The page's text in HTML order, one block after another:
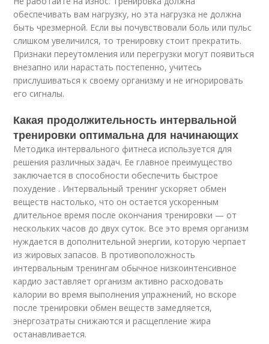
обеспечивать вам нагрузку, но эта нагрузка не должна
быть чрезмерной. Если вы почувствовали боль или пульс
слишком увеличился, то тренировку стоит прекратить.
Признаки переутомления или перегрузки могут появиться
внезапно или нарастать постепенно, учитесь
прислушиваться к своему организму и не игнорировать
его сигналы.
Какая продолжительность интервальной
тренировки оптимальна для начинающих
Методика интервального фитнеса используется для
решения различных задач. Ее главное преимущество
заключается в способности обеспечить быстрое
похудение . Интервальный тренинг ускоряет обмен
веществ настолько, что он остается ускоренным
длительное время после окончания тренировки — от
нескольких часов до двух суток. Все это время организм
нуждается в дополнительной энергии, которую черпает
из жировых запасов. В противоположность
интервальным тренингам обычное низкоинтенсивное
кардио заставляет организм активно расходовать
калории во время выполнения упражнений, но вскоре
после тренировки обмен веществ замедляется,
энергозатраты снижаются и расщепление жира
останавливается.